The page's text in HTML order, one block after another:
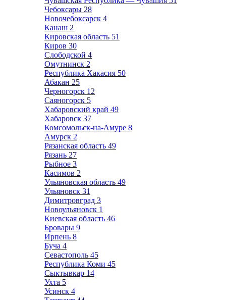
Чебоксары 28
Новочебоксарск 4
Канаш 2
Кировская область 51
Киров 30
Слободской 4
Омутнинск 2
Республика Хакасия 50
Абакан 25
Черногорск 12
Саяногорск 5
Хабаровский край 49
Хабаровск 37
Комсомольск-на-Амуре 8
Амурск 2
Рязанская область 49
Рязань 27
Рыбное 3
Касимов 2
Ульяновская область 49
Ульяновск 31
Димитровград 3
Новоульяновск 1
Киевская область 46
Бровары 9
Ирпень 8
Буча 4
Севастополь 45
Республика Коми 45
Сыктывкар 14
Ухта 5
Усинск 4